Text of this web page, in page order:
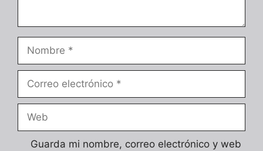
Nombre
Correo
Web
Guarda mi nombre, correo electrónico y web